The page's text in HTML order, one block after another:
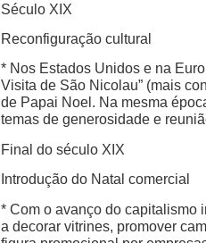
Século XIX
Reconfiguração cultural
* Nos Estados Unidos e na
Visita de São Nicolau” (mais
de Papai Noel. Na mesma
temas de generosidade e
Final do século XIX
Introdução do Natal comercial
* Com o avanço do capitalismo
a decorar vitrines, promover